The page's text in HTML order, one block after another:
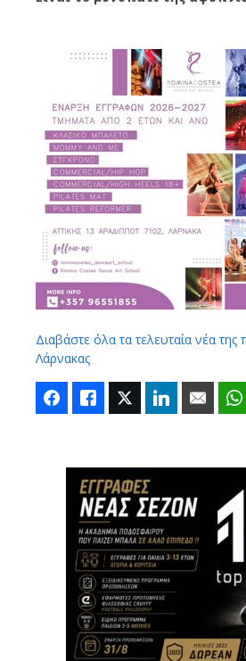
Διαβάστε όλα τα τελευταία νέα της
Λάρνακας
FacebookLike Twitter LinkedIn Email